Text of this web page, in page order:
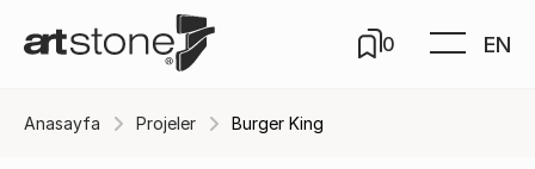
0 EN
Anasayfa Projeler Burger King